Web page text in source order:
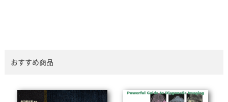
おすすめ商品